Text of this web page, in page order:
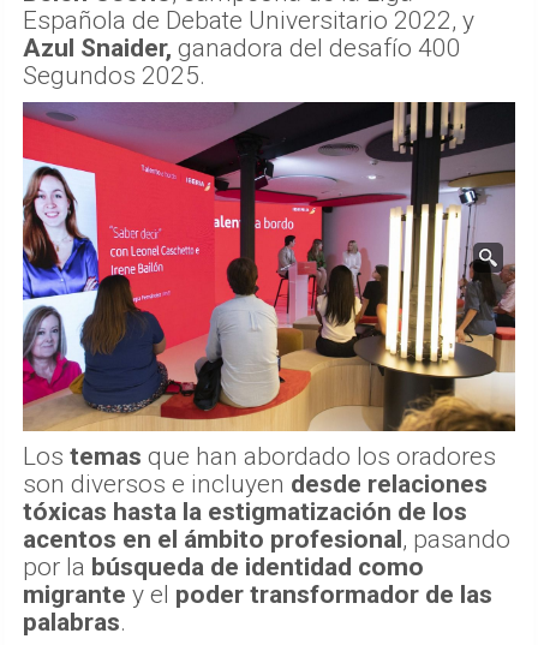
Española de Debate Universitario 2022, y
Azul Snaider, ganadora del desafío 400
Segundos 2025.
Los temas que han abordado los oradores
son diversos e incluyen desde relaciones
tóxicas hasta la estigmatización de los
acentos en el ámbito profesional, pasando
por la búsqueda de identidad como
migrante y el poder transformador de las
palabras.